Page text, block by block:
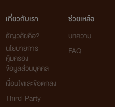
เกี่ยวกับเรา
ธัญวลัยคือ?
นโยบายการ
คุ้มครอง
ข้อมูลส่วนบุคคล
เงื่อนไขและข้อตกลง
Third-Party
ช่วยเหลือ
บทความ
FAQ